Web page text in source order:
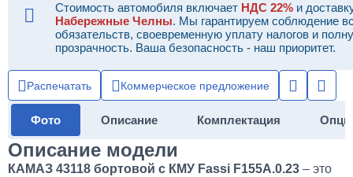
Стоимость автомобиля включает НДС 22% и
Набережные Челны. Мы гарантируем соблюдение
обязательств, своевременную уплату налогов и
прозрачность. Ваша безопасность - наш приоритет.
Распечатать Коммерческое предложение
Фото Описание Комплектация
Описание модели
КАМАЗ 43118 бортовой с КМУ Fassi F155A.0.23 – это